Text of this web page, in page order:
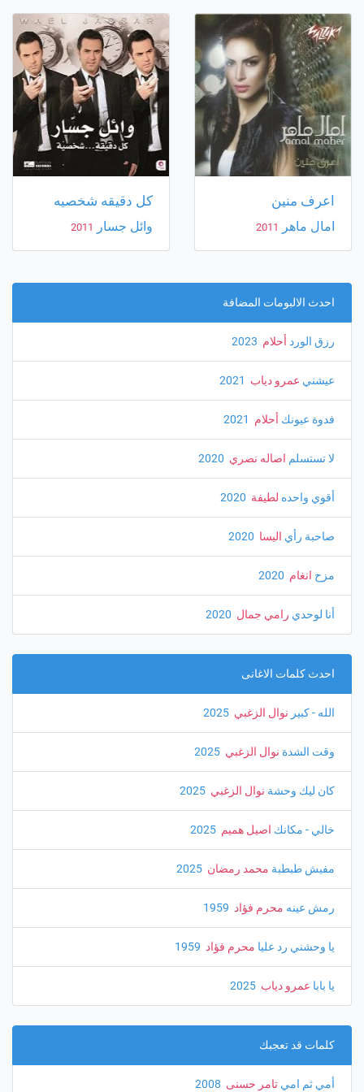
اعرف منين
امال ماهر 2011
كل دقيقه شخصيه
وائل جسار 2011
احدث الالبومات المضافة
رزق الورد أحلام
عيشني عمرو دياب
فدوة عيونك أحلام
لا تستسلم اصاله نصري
أقوي واحده لطيفة
صاحبة رأي اليسا
مزح انغام
أنا لوحدي رامي جمال
احدث كلمات الاغانى
الله - كبير نوال الزغبي
وقت الشدة نوال الزغبي
كان ليك وحشة نوال الزغبي
خالي - مكانك اصيل هميم
مفيش طبطبة محمد رمضان
رمش عينه محرم فؤاد
يا وحشني رد عليا محرم فؤاد
يا بابا عمرو دياب
كلمات قد تعجبك
أمي ثم امي تامر حسنى